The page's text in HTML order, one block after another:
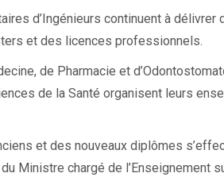
d’Ingénieurs continuent à
et des licences professionnels.
de Pharmacie et
de la Santé organisent leurs
et des nouveaux diplômes
Ministre chargé de l’Enseignement